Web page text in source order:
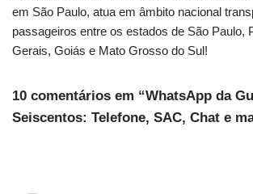
em São Paulo, atua em âmbito nacional
passageiros entre os estados de São Paulo,
Gerais, Goiás e Mato Grosso do Sul!
10 comentários em “WhatsApp da
Seiscentos: Telefone, SAC, Chat e